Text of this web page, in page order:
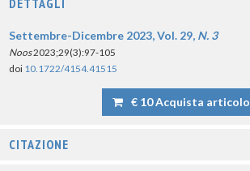
DETTAGLI
Settembre-Dicembre 2023, Vol. 29, N. 3
Noos2023;29(3):97-105
doi 10.1722/4154.41515
€ 10 Acquista articolo
CITAZIONE